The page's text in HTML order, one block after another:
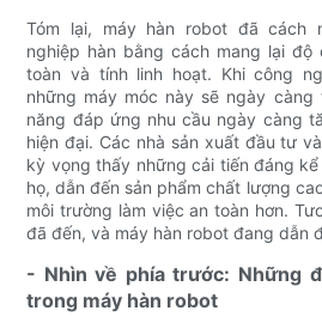
Tóm lại, máy hàn robot đã cách
nghiệp hàn bằng cách mang lại độ
toàn và tính linh hoạt. Khi công
những máy móc này sẽ ngày
năng đáp ứng nhu cầu ngày càng
hiện đại. Các nhà sản xuất đầu tư
kỳ vọng thấy những cải tiến đáng
họ, dẫn đến sản phẩm chất lượng
môi trường làm việc an toàn hơn.
đã đến, và máy hàn robot đang dẫn
- Nhìn về phía trước: Những
trong máy hàn robot